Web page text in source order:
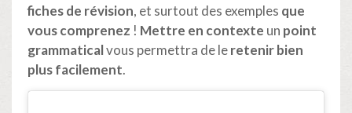
fiches de révision, et surtout des exemples que
vous comprenez ! Mettre en contexte un point
grammaticalvous permettra de leretenir bien
plus facilement.